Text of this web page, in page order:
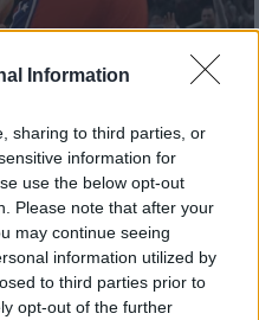
Information
sharing to third parties, or
information for
use the below opt-out
Please note that after your
may continue seeing
information utilized by
to third parties prior to
opt-out of the further
-
το πρώτο